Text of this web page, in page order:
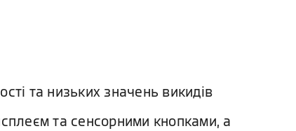
та низьких значень викидів
та сенсорними кнопками, а